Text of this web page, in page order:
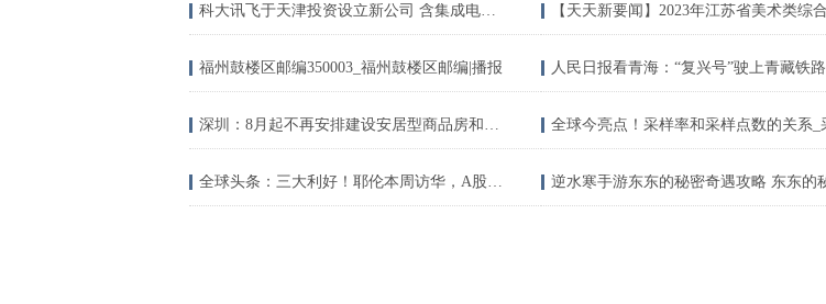
科大讯飞于天津投资设立新公司 含集成电路设计业务_今日视点 环球今头条
福州鼓楼区邮编350003_福州鼓楼区邮编|播报 人民日报看青海：“复兴号”驶上青藏铁路
深圳：8月起不再安排建设安居型商品房和人才住房
全球头条：三大利好！耶伦本周访华，A股大涨恒生科技暴涨近4%，人民币止跌